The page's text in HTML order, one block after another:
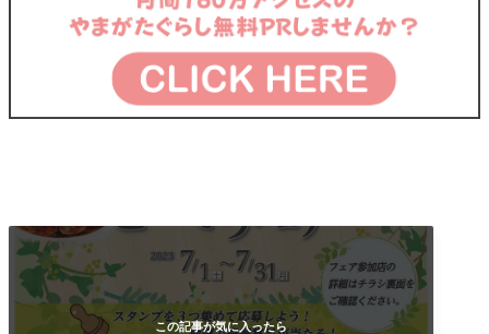
この記事が気に入ったら